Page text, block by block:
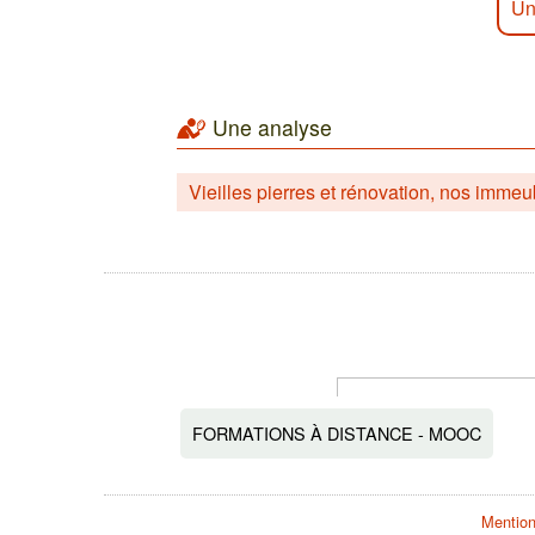
Une analyse
Vieilles pierres et rénovation, nos
FORMATIONS À DISTANCE - MOOC